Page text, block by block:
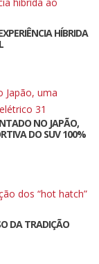
HÍBRIDA
NO JAPÃO,
DO SUV 100%
DA TRADIÇÃO